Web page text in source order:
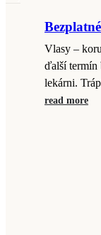
Vlasy –
ďalší termín
lekárni.
read more